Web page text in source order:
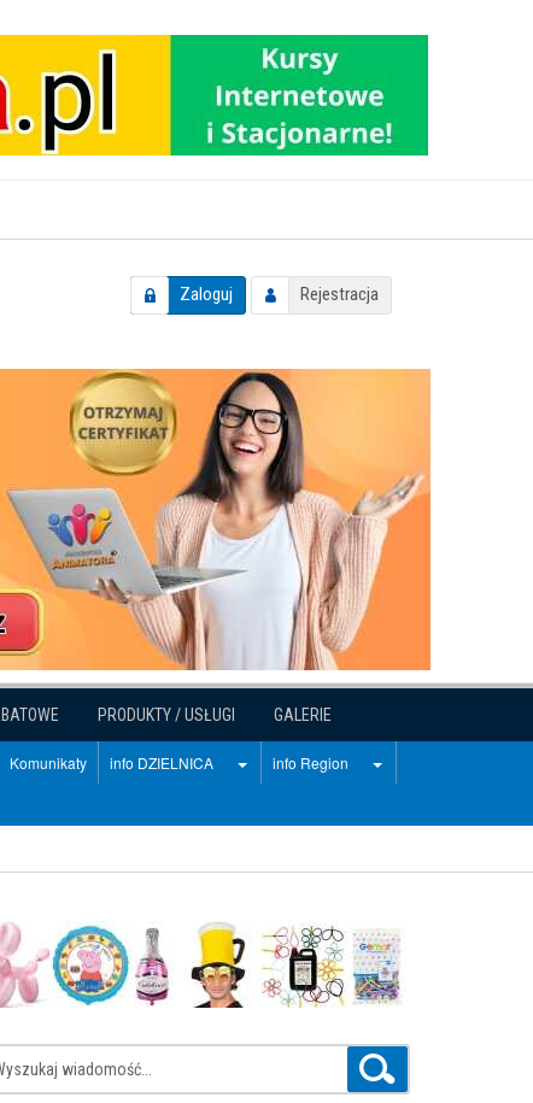
Zaloguj Rejestracja
PRODUKTY / USŁUGI GALERIE
Komunikaty info DZIELNICA info Region